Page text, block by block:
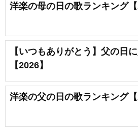
洋楽の母の日の歌ランキング【
【いつもありがとう】父の日
【2026】
洋楽の父の日の歌ランキング【